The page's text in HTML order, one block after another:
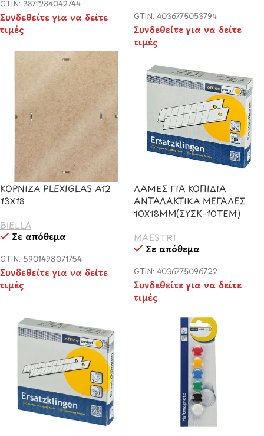
GTIN: 3871284042744
Συνδεθείτε για να δείτε
τιμές
GTIN: 4036775053794
Συνδεθείτε για να δείτε
τιμές
ΚΟΡΝΙΖΑ PLEXIGLAS Α12
13Χ18
BIELLA
Σε απόθεμα
GTIN: 5901498071754
Συνδεθείτε για να δείτε
τιμές
ΛΑΜΕΣ ΓΙΑ ΚΟΠΙΔΙΑ
ΑΝΤΑΛΑΚΤΙΚΑ ΜΕΓΑΛΕΣ
10Χ18ΜΜ(ΣΥΣΚ-10ΤΕΜ)
MAESTRI
Σε απόθεμα
GTIN: 4036775096722
Συνδεθείτε για να δείτε
τιμές